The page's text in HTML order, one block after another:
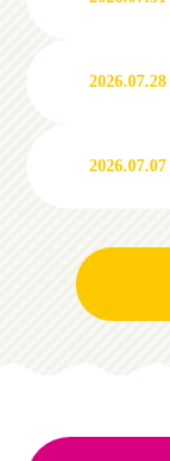
2026.07.28
2026.07.07